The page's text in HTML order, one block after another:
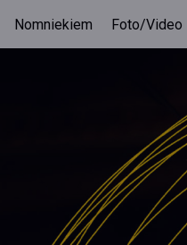
Nomniekiem Foto/Video